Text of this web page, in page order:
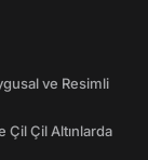
ve Resimli
Çil Çil Altınlarda